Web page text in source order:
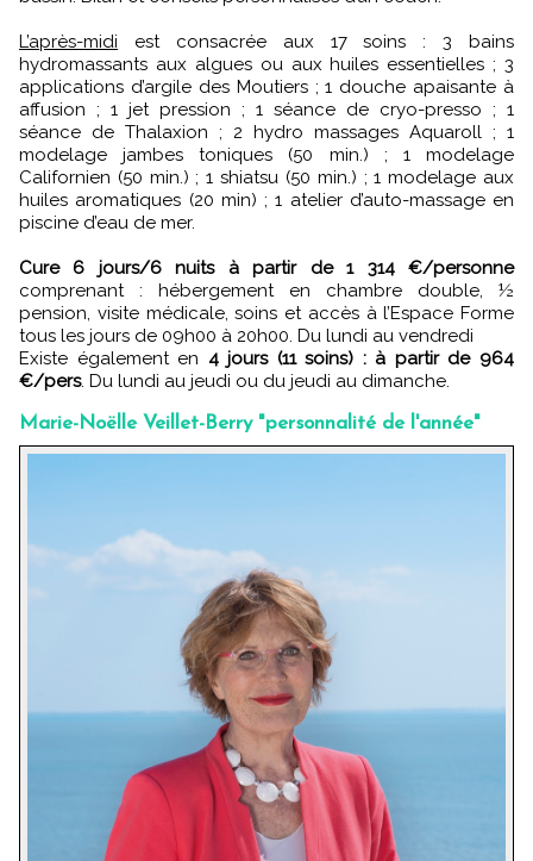
L’après-midi est consacrée aux 17 soins : 3 bains
hydromassants aux algues ou aux huiles essentielles ; 3
applications d’argile des Moutiers ; 1 douche apaisante à
affusion ; 1 jet pression ; 1 séance de cryo-presso ; 1
séance de Thalaxion ; 2 hydro massages Aquaroll ; 1
modelage jambes toniques (50 min.) ; 1 modelage
Californien (50 min.) ; 1 shiatsu (50 min.) ; 1 modelage aux
huiles aromatiques (20 min) ; 1 atelier d’auto-massage en
piscine d’eau de mer.
Cure 6 jours/6 nuits à partir de 1 314 €/personne
comprenant : hébergement en chambre double, ½
pension, visite médicale, soins et accès à l’Espace Forme
tous les jours de 09h00 à 20h00. Du lundi au vendredi
Existe également en 4 jours (11 soins) : à partir de 964
€/pers. Du lundi au jeudi ou du jeudi au dimanche.
Marie-Noëlle Veillet-Berry "personnalité de l'année"